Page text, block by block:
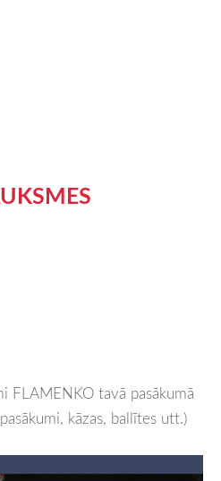
FLAMENKO tavā pasākumā
kāzas, ballītes utt.)